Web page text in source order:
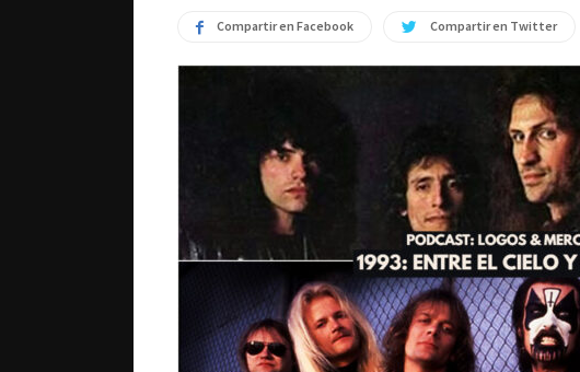
Compartir en Facebook Compartir en Twitter